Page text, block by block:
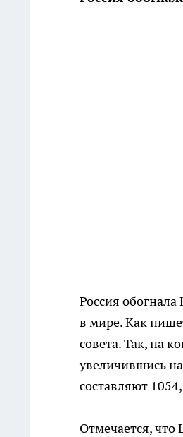
Россия
в мире. Как
совета. Так, на
увеличившись
составляют
Отмечается, что